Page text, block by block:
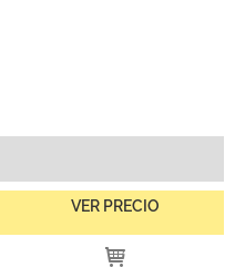
VER PRECIO